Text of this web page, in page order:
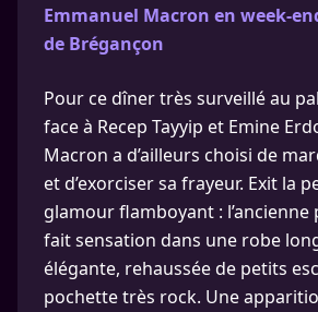
Emmanuel Macron en week-
de Brégançon
Pour ce dîner très surveillé au
face à Recep Tayyip et Emine
Macron a d’ailleurs choisi de
et d’exorciser sa frayeur. Exit la
glamour flamboyant : l’ancienne
fait sensation dans une robe
élégante, rehaussée de petits
pochette très rock. Une